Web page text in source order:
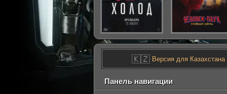
🇰🇿Версия для Казахстана
Панель навигации